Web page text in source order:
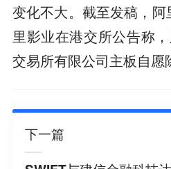
变化不大。截至发稿，
里影业在港交所公告称
交易所有限公司主板自愿
下一篇